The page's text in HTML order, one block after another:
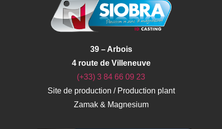
39 – Arbois
4 route de Villeneuve
(+33) 3 84 66 09 23
Site de production / Production plant
Zamak & Magnesium